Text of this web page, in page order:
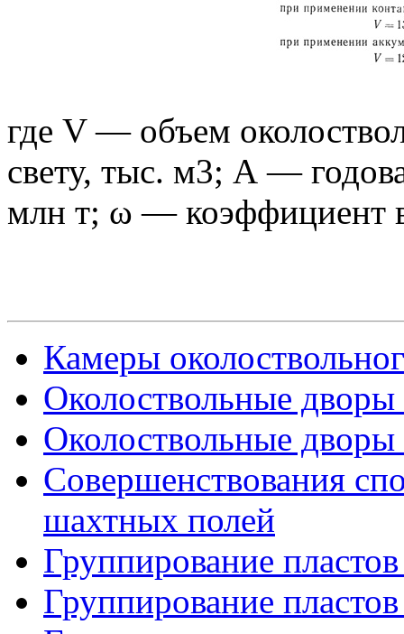
где V — объем
свету, тыс. м3; А —
млн т; ω — коэффициент
Камеры
Околоствольные дворы
Околоствольные дворы
Совершенствования
шахтных полей
Группирование
Группирование